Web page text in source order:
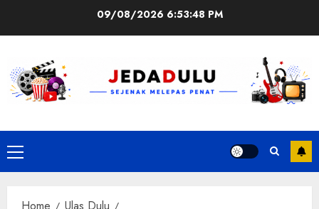
09/08/2026 6:53:49 PM
Primary
Menu
Home
Ulas Dulu